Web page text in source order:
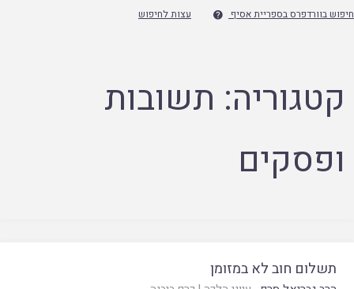
חיפוש בוורדפרס בספריית אסיף  עצות לחיפוש
קטגוריה: תשובות
ופסקים
תשלום חוב לא במזומן